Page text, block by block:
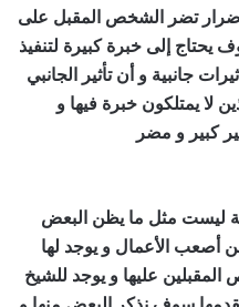
أضرار تضر الشخص المقبل على
يحتاج إلى خبرة كبيرة لتنفيذ
جانبية و أن تأثير الجانبي
لا يمتلكون خبرة فيها و
كبير و مضر
ليست مثل ما يظن البعض
من أصعب الأعمال و يوجد لها
المقبلين عليها و يوجد للشيخ